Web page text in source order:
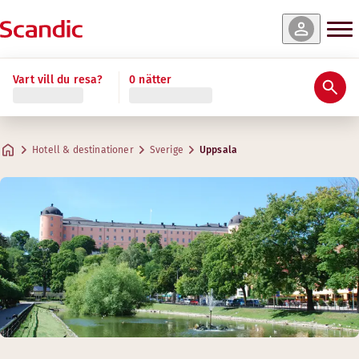
Vart vill du resa? 0 nätter
Hotell & destinationer Sverige Uppsala